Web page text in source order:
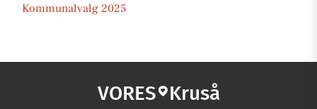
Kommunalvalg 2025
VORES Kruså